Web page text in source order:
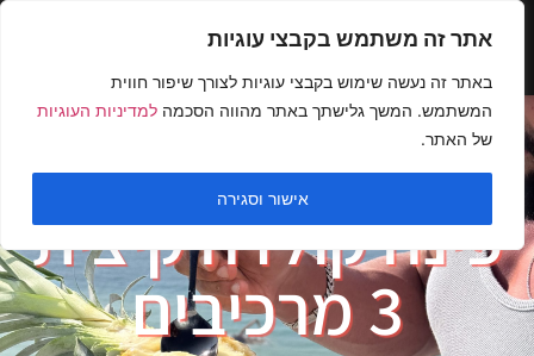
אתר זה משתמש בקבצי עוגיות
באתר זה נעשה שימוש בקבצי עוגיות לצורך שיפור חווית
המשתמש. המשך גלישתך באתר מהווה הסכמה למדיניות העוגיות
של האתר.
אישור וסגירה
פינה קולדה קיצית
3 מרכיבים